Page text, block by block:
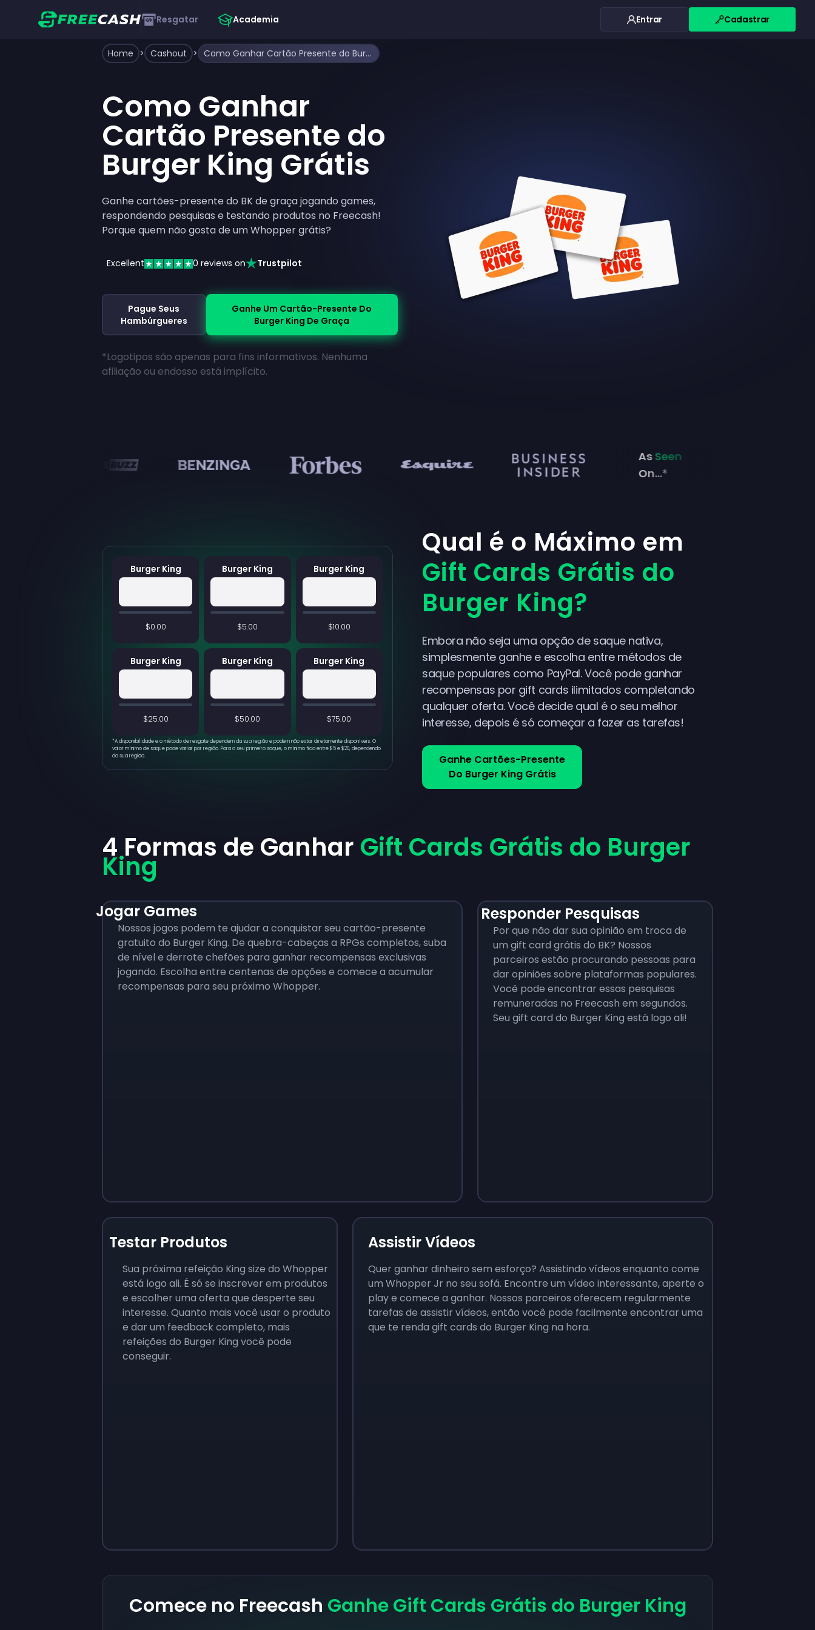
Resgatar Academia Entrar Cadastrar
Home > Cashout > Como Ganhar Cartão Presente do Burger King Grátis
Como Ganhar
Cartão Presente do
Burger King Grátis
Ganhe cartões-presente do BK de graça jogando games,
respondendo pesquisas e testando produtos no Freecash!
Porque quem não gosta de um Whopper grátis?
Excellent 0 reviews on Trustpilot
Pague Seus
Hambúrgueres
Ganhe Um Cartão-Presente Do
Burger King De Graça
*Logotipos são apenas para fins informativos. Nenhuma
afiliação ou endosso está implícito.
AsSeen
On...*
Burger King
$0.00
Burger King
$5.00
Burger King
$10.00
Burger King
$25.00
Burger King
$50.00
Burger King
$75.00
*A disponibilidade e o método de resgate dependem da sua região e podem não estar diretamente disponíveis. O
valor mínimo de saque pode variar por região. Para o seu primeiro saque, o mínimo fica entre $5 e $20, dependendo
da sua região.
Qual é o Máximo em
Gift Cards Grátis do
Burger King?
Embora não seja uma opção de saque nativa,
simplesmente ganhe e escolha entre métodos de
saque populares como PayPal. Você pode ganhar
recompensas por gift cards ilimitados completando
qualquer oferta. Você decide qual é o seu melhor
interesse, depois é só começar a fazer as tarefas!
Ganhe Cartões-Presente
Do Burger King Grátis
4 Formas de Ganhar Gift Cards Grátis do Burger
King
Jogar Games
Nossos jogos podem te ajudar a conquistar seu cartão-presente
gratuito do Burger King. De quebra-cabeças a RPGs completos, suba
de nível e derrote chefões para ganhar recompensas exclusivas
jogando. Escolha entre centenas de opções e comece a acumular
recompensas para seu próximo Whopper.
Responder Pesquisas
Por que não dar sua opinião em troca de
um gift card grátis do BK? Nossos
parceiros estão procurando pessoas para
dar opiniões sobre plataformas populares.
Você pode encontrar essas pesquisas
remuneradas no Freecash em segundos.
Seu gift card do Burger King está logo ali!
Testar Produtos
Sua próxima refeição King size do Whopper
está logo ali. É só se inscrever em produtos
e escolher uma oferta que desperte seu
interesse. Quanto mais você usar o produto
e dar um feedback completo, mais
refeições do Burger King você pode
conseguir.
Assistir Vídeos
Quer ganhar dinheiro sem esforço? Assistindo vídeos enquanto come
um Whopper Jr no seu sofá. Encontre um vídeo interessante, aperte o
play e comece a ganhar. Nossos parceiros oferecem regularmente
tarefas de assistir vídeos, então você pode facilmente encontrar uma
que te renda gift cards do Burger King na hora.
Comece no Freecash Ganhe Gift Cards Grátis do Burger King